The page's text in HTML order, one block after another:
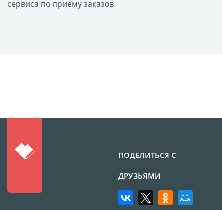
Флип-Флоп портрет
Фото на металле
сервиса по приему заказов.
ПОДЕЛИТЬСЯ С
ДРУЗЬЯМИ